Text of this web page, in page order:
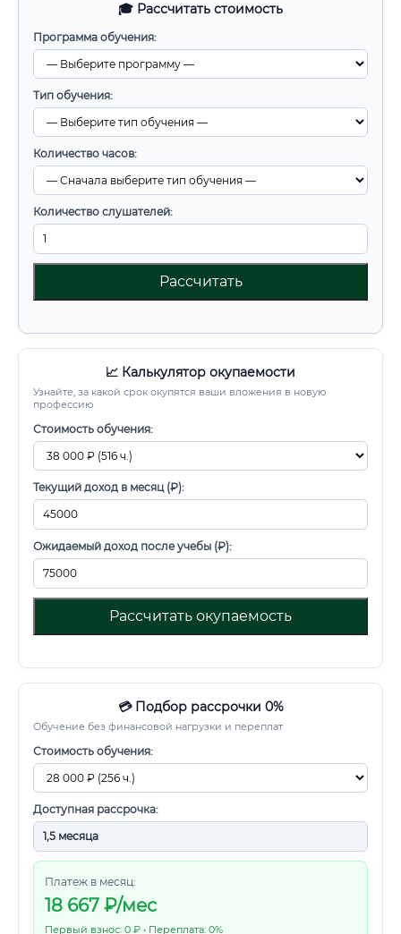
🎓 Рассчитать стоимость
Программа обучения:
Тип обучения:
Количество часов:
Количество слушателей:
Рассчитать
📈 Калькулятор окупаемости
Узнайте, за какой срок окупятся ваши вложения в новую
профессию
Стоимость обучения:
Текущий доход в месяц (₽):
Ожидаемый доход после учебы (₽):
Рассчитать окупаемость
💳 Подбор рассрочки 0%
Обучение без финансовой нагрузки и переплат
Стоимость обучения:
Доступная рассрочка:
Платеж в месяц:
18 667 ₽/мес
Первый взнос: 0 ₽ • Переплата: 0%